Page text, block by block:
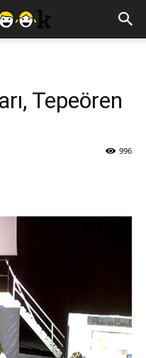
Tepeören
996